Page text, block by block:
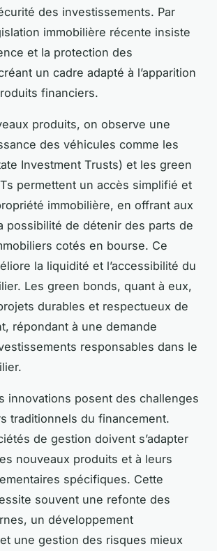
des investissements. Par
immobilière récente insiste
et la protection des
un cadre adapté à l’apparition
financiers.
produits, on observe une
des véhicules comme les
Investment Trusts) et les green
permettent un accès simplifié et
immobilière, en offrant aux
possibilité de détenir des parts de
cotés en bourse. Ce
la liquidité et l’accessibilité du
Les green bonds, quant à eux,
durables et respectueux de
répondant à une demande
responsables dans le
innovations posent des challenges
traditionnels du financement.
de gestion doivent s’adapter
nouveaux produits et à leurs
spécifiques. Cette
souvent une refonte des
un développement
une gestion des risques mieux